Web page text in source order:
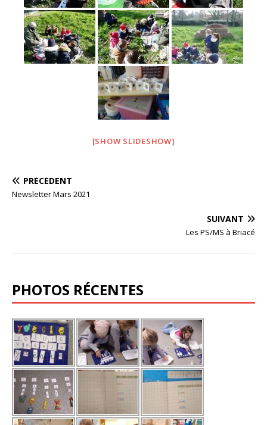
[SHOW SLIDESHOW]
PRÉCÉDENT
Newsletter Mars 2021
SUIVANT
Les PS/MS à Briacé
PHOTOS RÉCENTES